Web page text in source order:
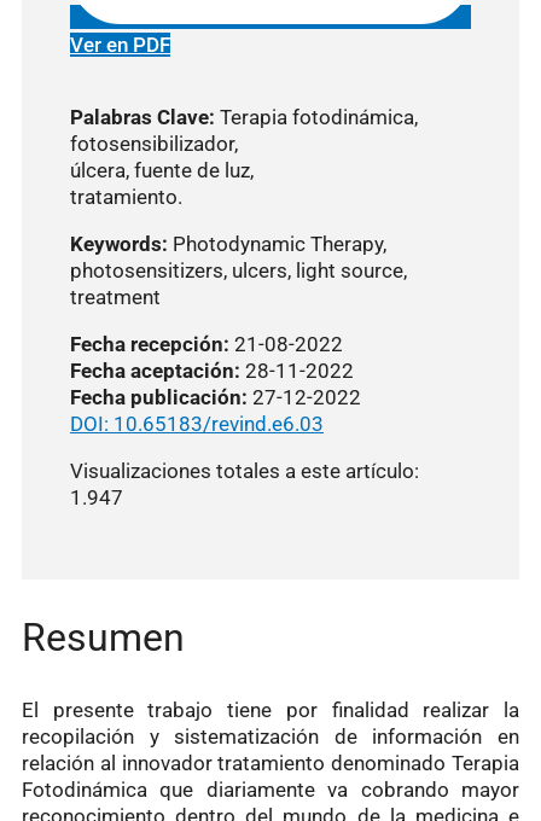
Ver en PDF
Palabras Clave: Terapia fotodinámica,
fotosensibilizador,
úlcera, fuente de luz,
tratamiento.
Keywords: Photodynamic Therapy,
photosensitizers, ulcers, light source,
treatment
Fecha recepción: 21-08-2022
Fecha aceptación: 28-11-2022
Fecha publicación: 27-12-2022
DOI: 10.65183/revind.e6.03
Visualizaciones totales a este artículo:
1.947
Resumen
El presente trabajo tiene por finalidad realizar la
recopilación y sistematización de información en
relación al innovador tratamiento denominado Terapia
Fotodinámica que diariamente va cobrando mayor
reconocimiento dentro del mundo de la medicina e